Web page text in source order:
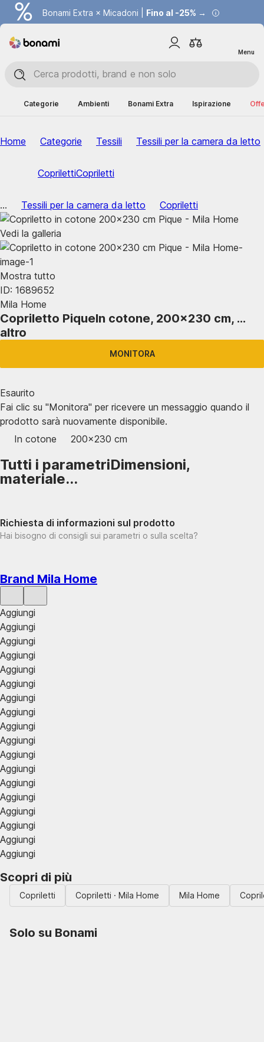
Bonami Extra × Micadoni | Fino al -25% →
Menu
Categorie Ambienti Bonami Extra Ispirazione
Home Categorie Tessili Tessili per la camera da letto
CoprilettiCopriletti
... Tessili per la camera da letto Copriletti
Vedi la galleria
Mostra tutto
ID: 1689652
Mila Home
Copriletto PiqueIn cotone, 200x230 cm, …
altro
MONITORA
Esaurito
Fai clic su "Monitora" per ricevere un messaggio quando il
prodotto sarà nuovamente disponibile.
In cotone
200x230 cm
Tutti i parametriDimensioni,
materiale...
Richiesta di informazioni sul prodotto
Hai bisogno di consigli sui parametri o sulla scelta?
Brand Mila Home
Aggiungi
Aggiungi
Aggiungi
Aggiungi
Aggiungi
Aggiungi
Aggiungi
Aggiungi
Aggiungi
Aggiungi
Aggiungi
Aggiungi
Aggiungi
Aggiungi
Aggiungi
Aggiungi
Aggiungi
Aggiungi
Scopri di più
Copriletti Copriletti · Mila Home Mila Home
Solo su Bonami